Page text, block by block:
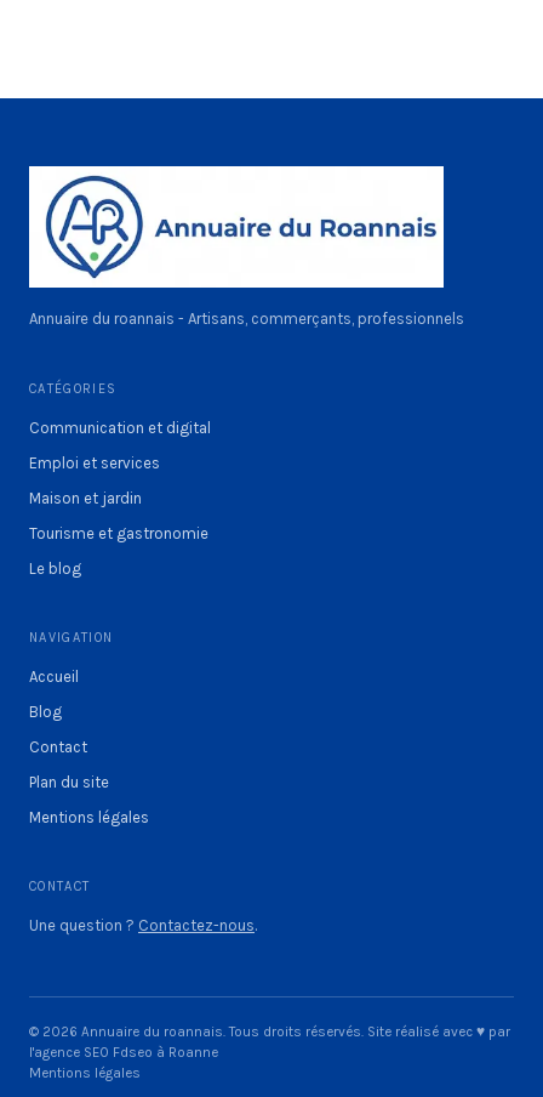
Annuaire du roannais - Artisans, commerçants, professionnels
CATÉGORIES
Communication et digital
Emploi et services
Maison et jardin
Tourisme et gastronomie
Le blog
NAVIGATION
Accueil
Blog
Contact
Plan du site
Mentions légales
CONTACT
Une question ? Contactez-nous.
© 2026 Annuaire du roannais. Tous droits réservés. Site réalisé avec ♥ par
l'agence SEO Fdseo à Roanne
Mentions légales